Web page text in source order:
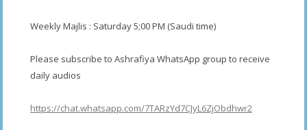
Weekly Majlis : Saturday 5;00 PM (Saudi time)
Please subscribe to Ashrafiya WhatsApp group to receive
daily audios
https://chat.whatsapp.com/7TARzYd7CJyL6ZjObdhwr2